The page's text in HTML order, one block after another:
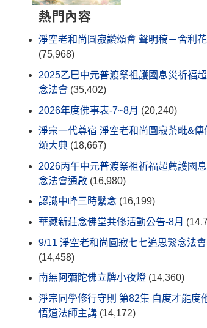
熱門內容
淨空老和尚圓寂讚頌會 聲明稿－舍利花
(75,968)
2025乙巳中元普渡祭祖護國息災祈福
念法會 (35,402)
2026年度佛事表-7~8月 (20,240)
淨宗一代尊宿 淨空老和尚圓寂荼毗&傳
頌大典 (18,667)
2026丙午中元普渡祭祖祈福超薦護國
念法會通啟 (16,980)
認識中峰三時繫念 (16,199)
華藏新莊念佛堂共修活動公告-8月
9/11 淨空老和尚圓寂七七追思繫念法會
(14,458)
南無阿彌陀佛立牌小夜燈 (14,360)
淨宗同學修行守則 第82集 自度才能度
悟道法師主講 (14,172)